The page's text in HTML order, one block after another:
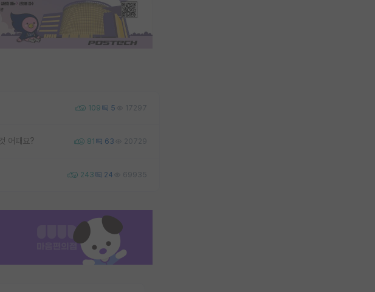
109 5 17297
어때요? 81 63 20729
243 24 69935